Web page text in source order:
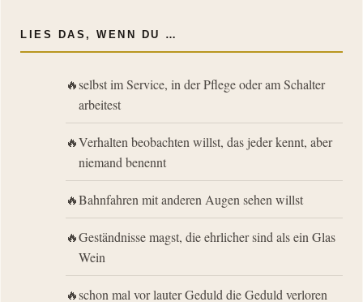
LIES DAS, WENN DU …
selbst im Service, in der Pflege oder am Schalter
arbeitest
Verhalten beobachten willst, das jeder kennt, aber
niemand benennt
Bahnfahren mit anderen Augen sehen willst
Geständnisse magst, die ehrlicher sind als ein Glas
Wein
schon mal vor lauter Geduld die Geduld verloren